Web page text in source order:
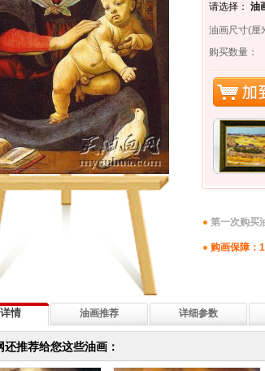
请选择： 油
油画尺寸(厘
购买数量：
第一次购买
购画保障：
情 油画推荐 详细参数
还推荐给您这些油画：